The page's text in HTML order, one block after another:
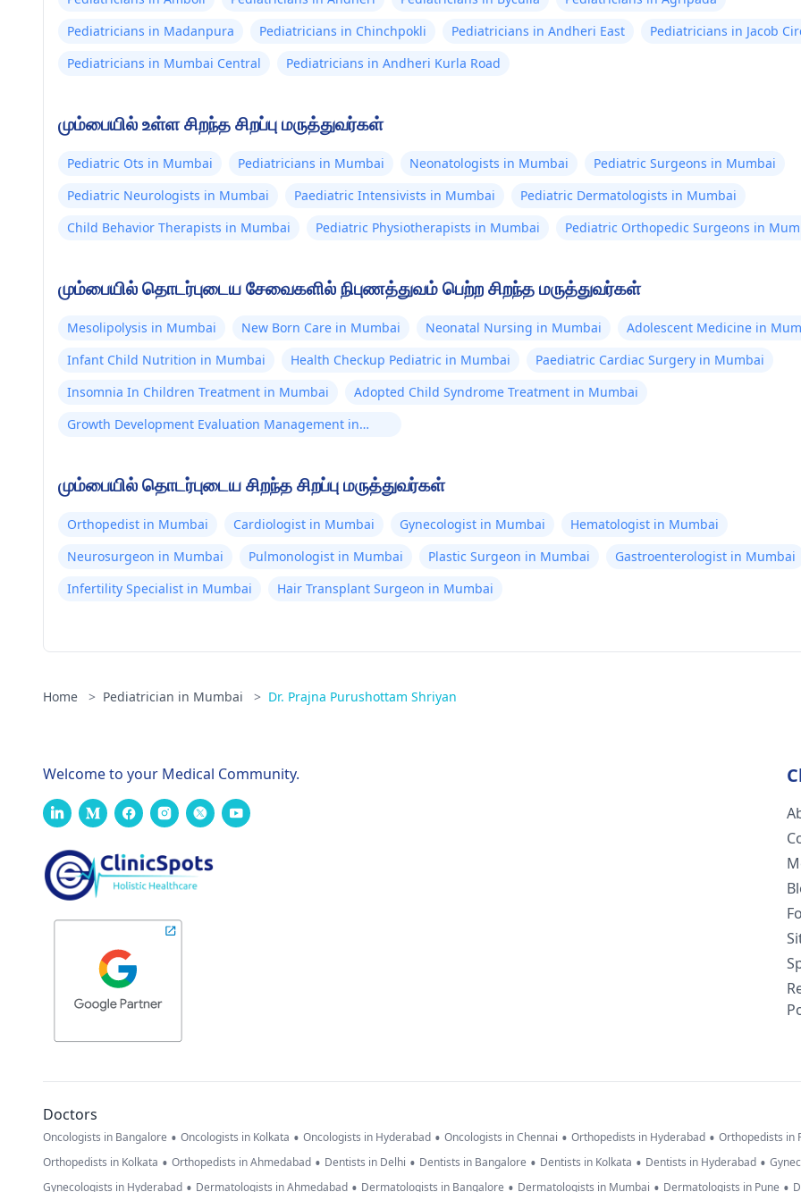
Pediatricians in Madanpura
Pediatricians in Chinchpokli Pediatricians in Andheri East
Pediatricians in Jacob
Pediatricians in Mumbai Central
Pediatricians in Andheri Kurla Road
மும்பையில் உள்ள சிறந்த சிறப்பு மருத்துவர்கள்
Pediatric Ots in Mumbai Pediatricians in Mumbai Neonatologists in Mumbai
Pediatric Surgeons in Mumbai
Pediatric Neurologists in Mumbai
Paediatric Intensivists in Mumbai
Pediatric Dermatologists in Mumbai
Child Behavior Therapists in Mumbai
Pediatric Physiotherapists in Mumbai Pediatric Orthopedic Surgeons in
மும்பையில் தொடர்புடைய சேவைகளில் நிபுணத்துவம் பெற்ற சிறந்த மருத்துவர்கள்
Mesolipolysis in Mumbai New Born Care in Mumbai Neonatal Nursing in Mumbai
Adolescent Medicine in
Infant Child Nutrition in Mumbai
Health Checkup Pediatric in Mumbai
Paediatric Cardiac Surgery in Mumbai
Insomnia In Children Treatment in Mumbai
Adopted Child Syndrome Treatment in Mumbai
Growth Development Evaluation Management in
மும்பையில் தொடர்புடைய சிறந்த சிறப்பு மருத்துவர்கள்
Orthopedist in Mumbai Cardiologist in Mumbai Gynecologist in Mumbai
Hematologist in Mumbai
Neurosurgeon in Mumbai
Pulmonologist in Mumbai Plastic Surgeon in Mumbai
Gastroenterologist in Mumbai
Infertility Specialist in Mumbai
Hair Transplant Surgeon in Mumbai
Home > Pediatrician in Mumbai > Dr. Prajna Purushottam Shriyan
Welcome to your Medical Community.
Doctors
Oncologists in Bangalore • Oncologists in Kolkata • Oncologists in Hyderabad • Oncologists in Chennai • Orthopedists in Hyderabad • Orthopedists in
Orthopedists in Kolkata • Orthopedists in Ahmedabad • Dentists in Delhi • Dentists in Bangalore • Dentists in Kolkata • Dentists in Hyderabad •
Gynecologists in Hyderabad • Dermatologists in Ahmedabad • Dermatologists in Bangalore • Dermatologists in Mumbai • Dermatologists in Pune •